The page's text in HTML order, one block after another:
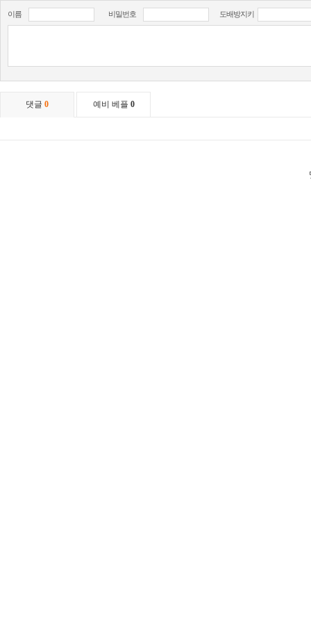
이름 비밀번호 도배방지키
댓글 0 예비 베플 0